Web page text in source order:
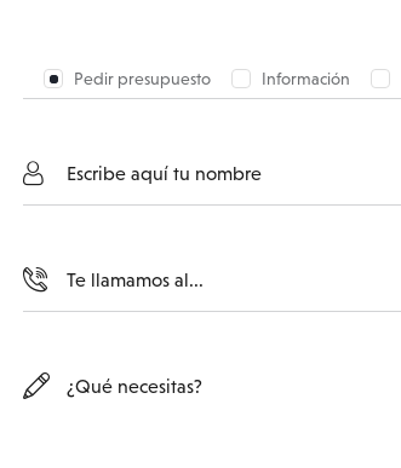
Pedir presupuesto Información